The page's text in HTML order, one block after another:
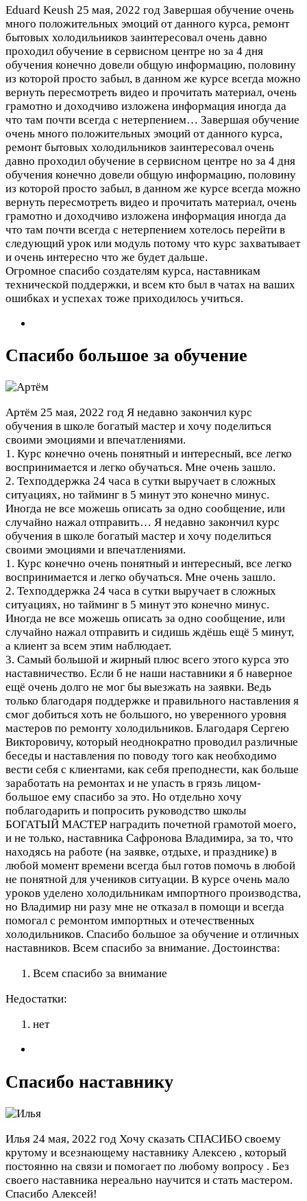
Eduard Keush 25 мая, 2022 год Завершая обучение очень
много положительных эмоций от данного курса, ремонт
бытовых холодильников заинтересовал очень давно
проходил обучение в сервисном центре но за 4 дня
обучения конечно довели общую информацию, половину
из которой просто забыл, в данном же курсе всегда можно
вернуть пересмотреть видео и прочитать материал, очень
грамотно и доходчиво изложена информация иногда да
что там почти всегда с нетерпением… Завершая обучение
очень много положительных эмоций от данного курса,
ремонт бытовых холодильников заинтересовал очень
давно проходил обучение в сервисном центре но за 4 дня
обучения конечно довели общую информацию, половину
из которой просто забыл, в данном же курсе всегда можно
вернуть пересмотреть видео и прочитать материал, очень
грамотно и доходчиво изложена информация иногда да
что там почти всегда с нетерпением хотелось перейти в
следующий урок или модуль потому что курс захватывает
и очень интересно что же будет дальше.
Огромное спасибо создателям курса, наставникам
технической поддержки, и всем кто был в чатах на ваших
ошибках и успехах тоже приходилось учиться.
Спасибо большое за обучение
Артём 25 мая, 2022 год Я недавно закончил курс
обучения в школе богатый мастер и хочу поделиться
своими эмоциями и впечатлениями.
1. Курс конечно очень понятный и интересный, все легко
воспринимается и легко обучаться. Мне очень зашло.
2. Техподдержка 24 часа в сутки выручает в сложных
ситуациях, но тайминг в 5 минут это конечно минус.
Иногда не все можешь описать за одно сообщение, или
случайно нажал отправить… Я недавно закончил курс
обучения в школе богатый мастер и хочу поделиться
своими эмоциями и впечатлениями.
1. Курс конечно очень понятный и интересный, все легко
воспринимается и легко обучаться. Мне очень зашло.
2. Техподдержка 24 часа в сутки выручает в сложных
ситуациях, но тайминг в 5 минут это конечно минус.
Иногда не все можешь описать за одно сообщение, или
случайно нажал отправить и сидишь ждёшь ещё 5 минут,
а клиент за всем этим наблюдает.
3. Самый большой и жирный плюс всего этого курса это
наставничество. Если б не наши наставники я б наверное
ещё очень долго не мог бы выезжать на заявки. Ведь
только благодаря поддержке и правильного наставления я
смог добиться хоть не большого, но уверенного уровня
мастеров по ремонту холодильников. Благодаря Сергею
Викторовичу, который неоднократно проводил различные
беседы и наставления по поводу того как необходимо
вести себя с клиентами, как себя преподнести, как больше
заработать на ремонтах и не упасть в грязь лицом-
большое ему спасибо за это. Но отдельно хочу
поблагодарить и попросить руководство школы
БОГАТЫЙ МАСТЕР наградить почетной грамотой моего,
и не только, наставника Сафронова Владимира, за то, что
находясь на работе (на заявке, отдыхе, и празднике) в
любой момент времени всегда был готов помочь в любой
не понятной для учеников ситуации. В курсе очень мало
уроков уделено холодильникам импортного производства,
но Владимир ни разу мне не отказал в помощи и всегда
помогал с ремонтом импортных и отечественных
холодильников. Спасибо большое за обучение и отличных
наставников. Всем спасибо за внимание. Достоинства:
Всем спасибо за внимание
Недостатки:
нет
Спасибо наставнику
Илья 24 мая, 2022 год Хочу сказать СПАСИБО своему
крутому и всезнающему наставнику Алексею , который
постоянно на связи и помогает по любому вопросу . Без
своего наставника нереально научится и стать мастером.
Спасибо Алексей!